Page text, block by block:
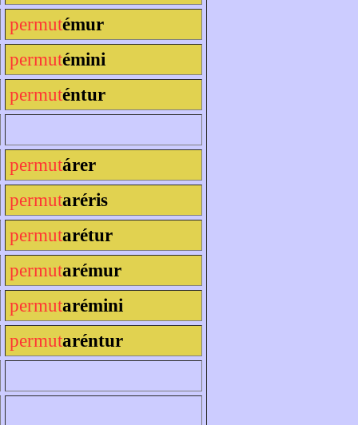
permutémur
permutémini
permuténtur
permutárer
permutaréris
permutarétur
permutarémur
permutarémini
permutaréntur